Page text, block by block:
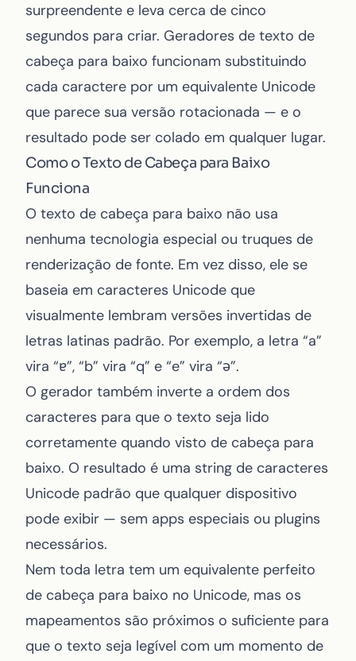
surpreendente e leva cerca de cinco
segundos para criar. Geradores de texto de
cabeça para baixo funcionam substituindo
cada caractere por um equivalente Unicode
que parece sua versão rotacionada — e o
resultado pode ser colado em qualquer lugar.
Como o Texto de Cabeça para Baixo
Funciona
O texto de cabeça para baixo não usa
nenhuma tecnologia especial ou truques de
renderização de fonte. Em vez disso, ele se
baseia em caracteres Unicode que
visualmente lembram versões invertidas de
letras latinas padrão. Por exemplo, a letra “a”
vira “ɐ”, “b” vira “q” e “e” vira “ǝ”.
O gerador também inverte a ordem dos
caracteres para que o texto seja lido
corretamente quando visto de cabeça para
baixo. O resultado é uma string de caracteres
Unicode padrão que qualquer dispositivo
pode exibir — sem apps especiais ou plugins
necessários.
Nem toda letra tem um equivalente perfeito
de cabeça para baixo no Unicode, mas os
mapeamentos são próximos o suficiente para
que o texto seja legível com um momento de